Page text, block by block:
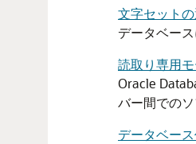
文字セット
データベー
読取り専用
Oracle
バー間での
データベー